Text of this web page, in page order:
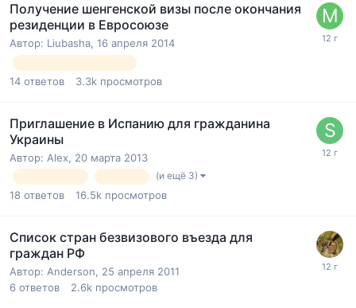
Получение шенгенской визы после окончания
резиденции в Евросоюзе
Автор: Liubasha, 16 апреля 2014
14 ответов 3.3k просмотров
Приглашение в Испанию для гражданина
Украины
Автор: Alex, 20 марта 2013
(и ещё 3)
18 ответов 16.5k просмотров
Список стран безвизового въезда для
граждан РФ
Автор: Anderson, 25 апреля 2011
6 ответов 2.6k просмотров